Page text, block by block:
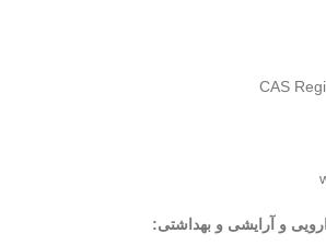
CAS
و آرایشی و بهداشتی: